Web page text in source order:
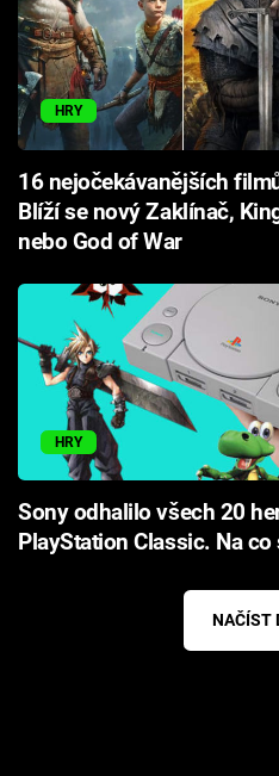
HRY
16 nejočekávanějších
Blíží se nový Zaklínač,
nebo God of War
HRY
Sony odhalilo všech 20
PlayStation Classic. Na
NAČÍST